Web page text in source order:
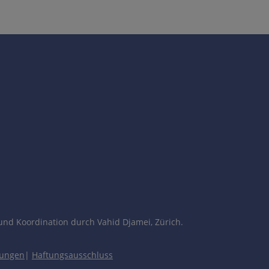
(siehe gesondertes Kapitel)
Koordination durch Vahid Djamei, Zürich.
| Haftungsausschluss